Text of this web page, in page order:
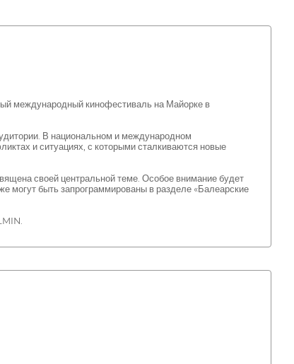
международный кинофестиваль на Майорке в
В национальном и международном
и ситуациях, с которыми сталкиваются новые
своей центральной теме. Особое внимание будет
могут быть запрограммированы в разделе «Балеарские